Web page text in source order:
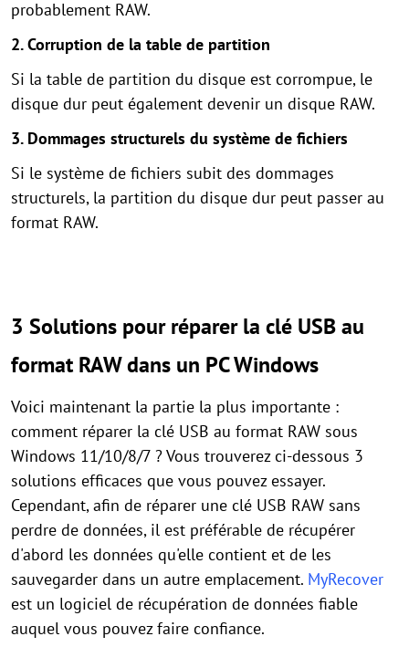
probablement RAW.
2. Corruption de la table de partition
Si la table de partition du disque est corrompue, le
disque dur peut également devenir un disque RAW.
3. Dommages structurels du système de fichiers
Si le système de fichiers subit des dommages
structurels, la partition du disque dur peut passer au
format RAW.
3 Solutions pour réparer la clé USB au
format RAW dans un PC Windows
Voici maintenant la partie la plus importante :
comment réparer la clé USB au format RAW sous
Windows 11/10/8/7 ? Vous trouverez ci-dessous 3
solutions efficaces que vous pouvez essayer.
Cependant, afin de réparer une clé USB RAW sans
perdre de données, il est préférable de récupérer
d'abord les données qu'elle contient et de les
sauvegarder dans un autre emplacement. MyRecover
est un logiciel de récupération de données fiable
auquel vous pouvez faire confiance.